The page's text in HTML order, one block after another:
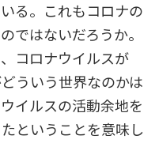
る。これもコロナの
ではないだろうか。
コロナウイルスが
ういう世界なのかは
イルスの活動余地を
ということを意味し